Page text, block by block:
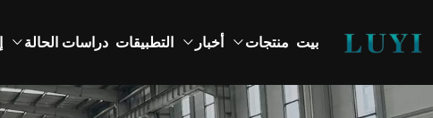
بيت منتجات أخبار التطبيقات دراسات الحالة